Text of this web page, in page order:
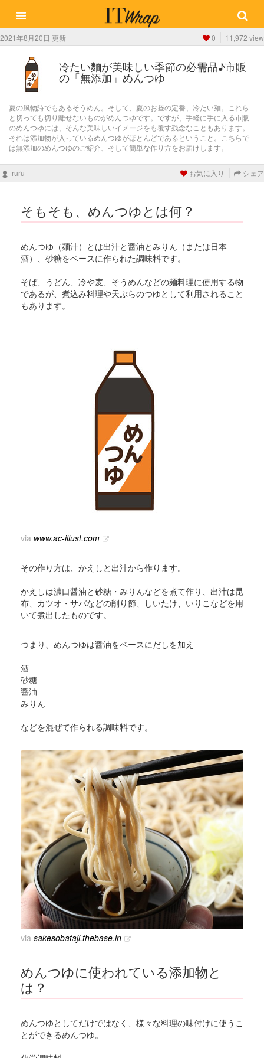
2021年8月20日 更新 0 11,972 view
冷たい麵が美味しい季節の必需品♪市販
の「無添加」めんつゆ
夏の風物詩でもあるそうめん。そして、夏のお昼の定番、冷たい麺。これら
と切っても切り離せないものがめんつゆです。ですが、手軽に手に入る市販
のめんつゆには、そんな美味しいイメージをも覆す残念なこともあります。
それは添加物が入っているめんつゆがほとんどであるということ。こちらで
は無添加のめんつゆのご紹介、そして簡単な作り方をお届けします。
ruru お気に入り シェア
そもそも、めんつゆとは何？
めんつゆ（麺汁）とは出汁と醤油とみりん（または日本
酒）、砂糖をベースに作られた調味料です。
そば、うどん、冷や麦、そうめんなどの麺料理に使用する物
であるが、煮込み料理や天ぷらのつゆとして利用されること
もあります。
via www.ac-illust.com
その作り方は、かえしと出汁から作ります。
かえしは濃口醤油と砂糖・みりんなどを煮て作り、出汁は昆
布、カツオ・サバなどの削り節、しいたけ、いりこなどを用
いて煮出したものです。
つまり、めんつゆは醤油をベースにだしを加え
酒
砂糖
醤油
みりん
などを混ぜて作られる調味料です。
via sakesobataji.thebase.in
めんつゆに使われている添加物と
は？
めんつゆとしてだけではなく、様々な料理の味付けに使うこ
とができるめんつゆ。